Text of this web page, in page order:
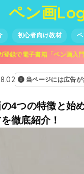
ペン画
初心者向け教材 ペ
登録で電子書籍「ペン画入
当ページには広告が
4つの特徴と始
徹底紹介！